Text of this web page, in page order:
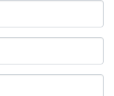
nghiệp Phố Nối
công khu